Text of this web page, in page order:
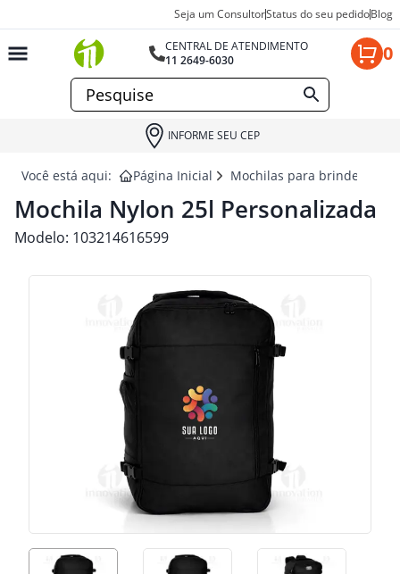
Seja um ConsultorStatus do seu pedidoBlog
CENTRAL DE ATENDIMENTO
11 2649-6030
0
INFORME SEU CEP
Você está aqui: Página Inicial Mochilas para brindes
Mochila Nylon 25l Personalizada
Modelo: 103214616599